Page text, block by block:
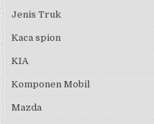
Jenis Truk
Kaca spion
KIA
Komponen Mobil
Mazda